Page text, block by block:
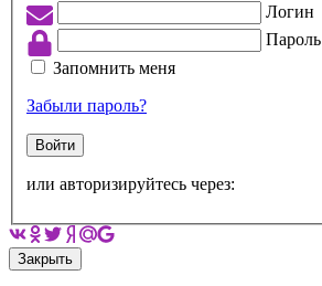
Логин
Пароль
Запомнить меня
Забыли пароль?
Войти
или авторизируйтесь через:
Закрыть